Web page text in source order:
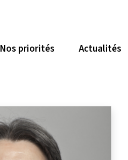
Nos priorités Actualités